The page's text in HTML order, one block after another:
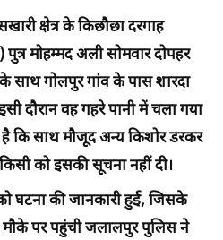
क्षेत्र के किछौछा दरगाह
मोहम्मद अली सोमवार दोपहर
साथ गोलपुर गांव के पास शारदा
दौरान वह गहरे पानी में चला गया
कि साथ मौजूद अन्य किशोर डरकर
को इसकी सूचना नहीं दी।
घटना की जानकारी हुई, जिसके
मौके पर पहुंची जलालपुर पुलिस ने